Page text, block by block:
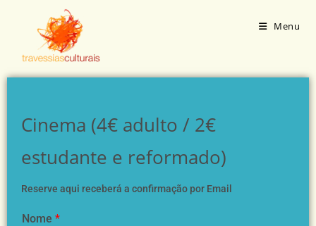
Menu
Cinema (4€ adulto / 2€
estudante e reformado)
Reserve aqui receberá a confirmação por Email
Nome *